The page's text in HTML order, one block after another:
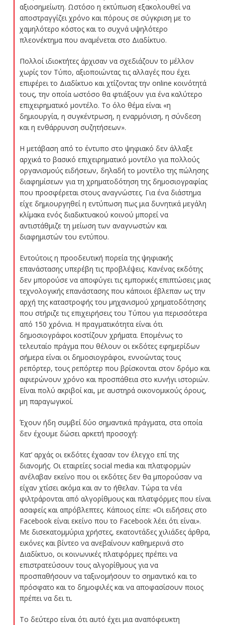
αξιοσημείωτη. Ωστόσο η εκτύπωση εξακολουθεί να
αποστραγγίζει χρόνο και πόρους σε σύγκριση με το
χαμηλότερο κόστος και το συχνά υψηλότερο
πλεονέκτημα που αναμένεται στο Διαδίκτυο.
Πολλοί ιδιοκτήτες άρχισαν να σχεδιάζουν το μέλλον
χωρίς τον Τύπο, αξιοποιώντας τις αλλαγές που έχει
επιφέρει το Διαδίκτυο και χτίζοντας την online κοινότητά
τους, την οποία ωστόσο θα φτιάξουν για ένα καλύτερο
επιχειρηματικό μοντέλο. Το όλο θέμα είναι «η
δημιουργία, η συγκέντρωση, η εναρμόνιση, η σύνδεση
και η ενθάρρυνση συζητήσεων».
Η μετάβαση από το έντυπο στο ψηφιακό δεν άλλαξε
αρχικά το βασικό επιχειρηματικό μοντέλο για πολλούς
οργανισμούς ειδήσεων, δηλαδή το μοντέλο της πώλησης
διαφημίσεων για τη χρηματοδότηση της δημοσιογραφίας
που προσφέρεται στους αναγνώστες. Για ένα διάστημα
είχε δημιουργηθεί η εντύπωση πως μια δυνητικά μεγάλη
κλίμακα ενός διαδικτυακού κοινού μπορεί να
αντιστάθμιζε τη μείωση των αναγνωστών και
διαφημιστών του εντύπου.
Εντούτοις η προοδευτική πορεία της ψηφιακής
επανάστασης υπερέβη τις προβλέψεις. Κανένας εκδότης
δεν μπορούσε να αποφύγει τις εμπορικές επιπτώσεις μιας
τεχνολογικής επανάστασης που κάποιοι έβλεπαν ως την
αρχή της καταστροφής του μηχανισμού χρηματοδότησης
που στήριζε τις επιχειρήσεις του Τύπου για περισσότερα
από 150 χρόνια. Η πραγματικότητα είναι ότι
δημοσιογράφοι κοστίζουν χρήματα. Επομένως το
τελευταίο πράγμα που θέλουν οι εκδότες εφημερίδων
σήμερα είναι οι δημοσιογράφοι, εννοώντας τους
ρεπόρτερ, τους ρεπόρτερ που βρίσκονται στον δρόμο και
αφιερώνουν χρόνο και προσπάθεια στο κυνήγι ιστοριών.
Είναι πολύ ακριβοί και, με αυστηρά οικονομικούς όρους,
μη παραγωγικοί.
Έχουν ήδη συμβεί δύο σημαντικά πράγματα, στα οποία
δεν έχουμε δώσει αρκετή προσοχή:
Κατ’ αρχάς οι εκδότες έχασαν τον έλεγχο επί της
διανομής. Οι εταιρείες social media και πλατφορμών
ανέλαβαν εκείνο που οι εκδότες δεν θα μπορούσαν να
είχαν χτίσει ακόμα και αν το ήθελαν. Τώρα τα νέα
φιλτράρονται από αλγορίθμους και πλατφόρμες που είναι
ασαφείς και απρόβλεπτες. Κάποιος είπε: «Οι ειδήσεις στο
Facebook είναι εκείνο που το Facebook λέει ότι είναι».
Με δισεκατομμύρια χρήστες, εκατοντάδες χιλιάδες άρθρα,
εικόνες και βίντεο να ανεβαίνουν καθημερινά στο
Διαδίκτυο, οι κοινωνικές πλατφόρμες πρέπει να
επιστρατεύσουν τους αλγορίθμους για να
προσπαθήσουν να ταξινομήσουν το σημαντικό και το
πρόσφατο και το δημοφιλέςκαι να αποφασίσουν ποιος
πρέπει να δει τι.
Το δεύτερο είναι ότι αυτό έχει μια αναπόφευκτη